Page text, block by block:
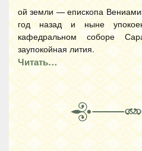
ой земли — епископа
год назад и ныне
кафедральном соборе
заупокойная лития.
Читать…